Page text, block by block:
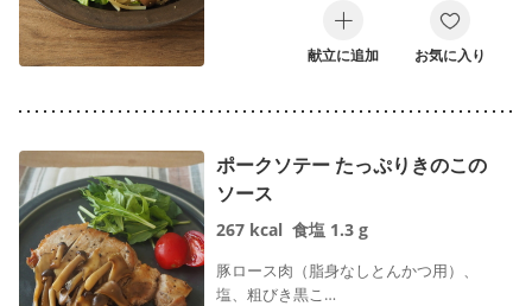
献立に追加 お気に入り
ポークソテー たっぷりきのこの
ソース
267 kcal 食塩 1.3 g
豚ロース肉（脂身なしとんかつ用）、
塩、粗びき黒こ…